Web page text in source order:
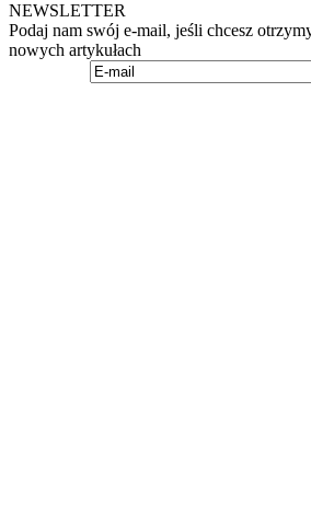
NEWSLETTER
Podaj nam swój e-mail, jeśli chcesz
nowych artykułach